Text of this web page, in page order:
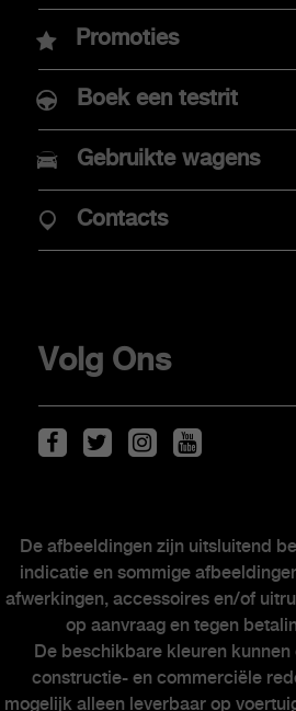
Abarth 500e
AANKOOP
Promoties
Elektrische mobiliteit
KLANTEN
Onderhoud van
Kits & Accessoires
Naverkoop
Autodealers
Promoties
Boek een testrit
Gebruikte wagens
Contacts
Volg Ons
De afbeeldingen zijn uitsluitend
indicatie en sommige
afwerkingen, accessoires en/of
op aanvraag en tegen
De beschikbare kleuren
constructie- en commerciële
mogelijk alleen leverbaar op